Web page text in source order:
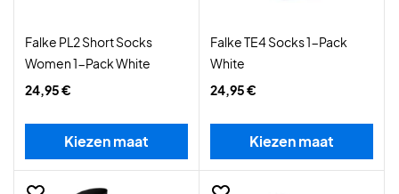
Falke PL2 Short Socks
Women 1-Pack White
24,95 €
Kiezen maat
Falke TE4 Socks 1-Pack
White
24,95 €
Kiezen maat